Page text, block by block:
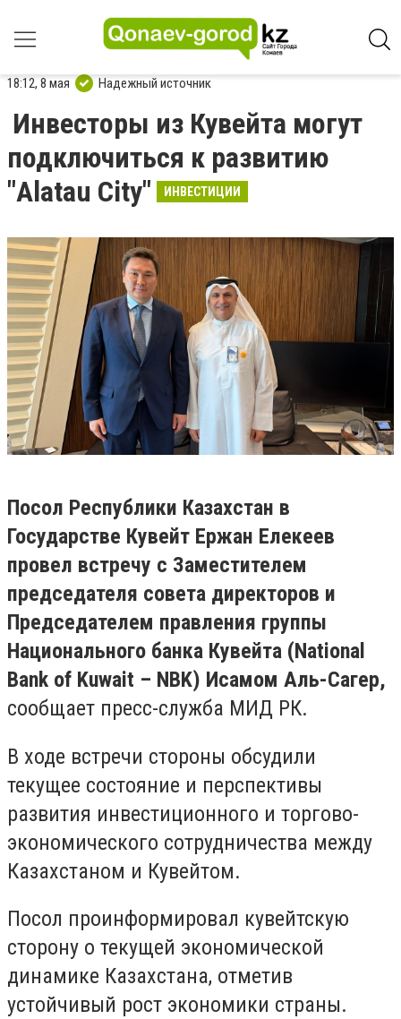
18:12, 8 мая Надежный источник
Инвесторы из Кувейта могут
подключиться к развитию
"Alatau City"
ИНВЕСТИЦИИ
Посол Республики Казахстан в
Государстве Кувейт Ержан Елекеев
провел встречу с Заместителем
председателя совета директоров и
Председателем правления группы
Национального банка Кувейта (National
Bank of Kuwait – NBK) Исамом Аль-Сагер,
сообщает пресс-служба МИД РК.
В ходе встречи стороны обсудили
текущее состояние и перспективы
развития инвестиционного и торгово-
экономического сотрудничества между
Казахстаном и Кувейтом.
Посол проинформировал кувейтскую
сторону о текущей экономической
динамике Казахстана, отметив
устойчивый рост экономики страны.